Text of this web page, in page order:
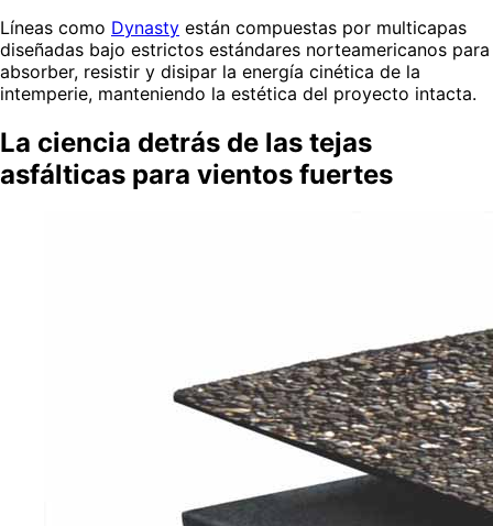
Líneas como Dynasty están compuestas por multicapas
diseñadas bajo estrictos estándares norteamericanos para
absorber, resistir y disipar la energía cinética de la
intemperie, manteniendo la estética del proyecto intacta.
La ciencia detrás de las tejas
asfálticas para vientos fuertes